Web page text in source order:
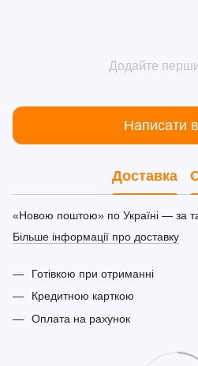
Додайте
Написати
Доставка
«Новою поштою» по Україні — за
Більше інформації про доставку
Готівкою при отриманні
Кредитною карткою
Оплата на рахунок